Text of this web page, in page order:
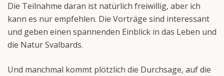
Die Teilnahme daran ist natürlich freiwillig, aber ich
kann es nur empfehlen. Die Vorträge sind interessant
und geben einen spannenden Einblick in das Leben und
die Natur Svalbards.
Und manchmal kommt plötzlich die Durchsage, auf die